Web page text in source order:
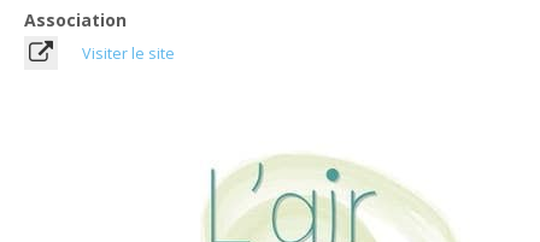
Association
Visiter le site